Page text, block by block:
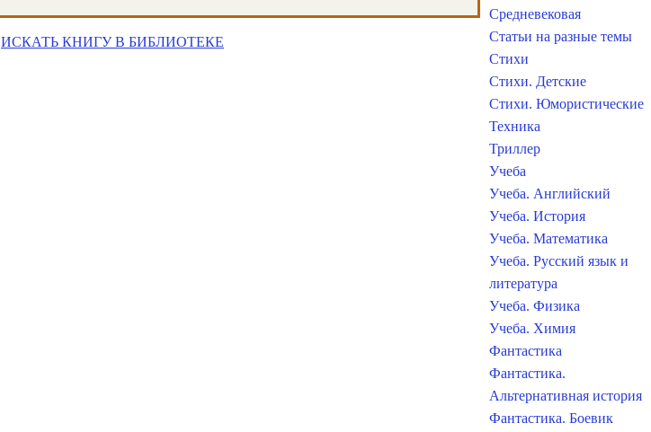
ИСКАТЬ КНИГУ В БИБЛИОТЕКЕ
Средневековая
Статьи на разные темы
Стихи
Стихи. Детские
Стихи. Юмористические
Техника
Триллер
Учеба
Учеба. Английский
Учеба. История
Учеба. Математика
Учеба. Русский язык и
литература
Учеба. Физика
Учеба. Химия
Фантастика
Фантастика.
Альтернативная история
Фантастика. Боевик